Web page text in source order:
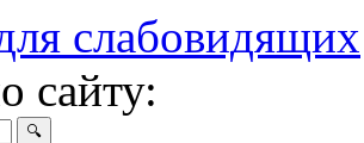
слабовидящих
сайту: